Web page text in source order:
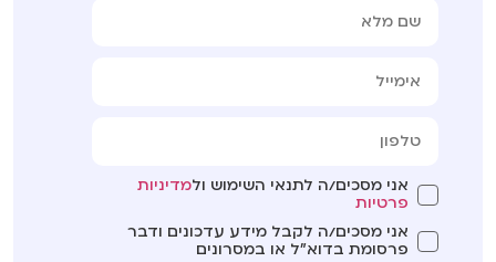
אני מסכים/ה לתנאי השימוש ולמדיניות
פרטיות
אני מסכים/ה לקבל מידע עדכונים ודבר
פרסומת בדוא"ל או במסרונים